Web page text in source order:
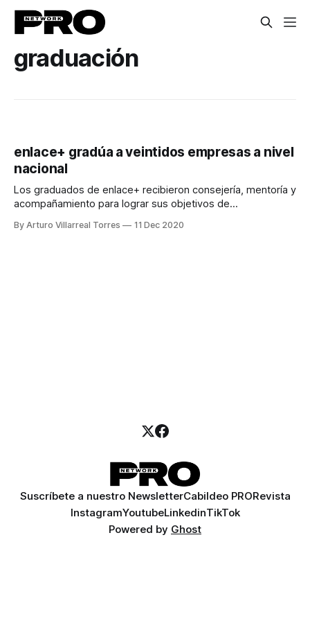
graduación
enlace+ gradúa a veintidos empresas a nivel
nacional
Los graduados de enlace+ recibieron consejería, mentoría y
acompañamiento para lograr sus objetivos de
By Arturo Villarreal Torres 11 Dec 2020
Suscríbete a nuestro NewsletterCabildeo PRORevista
InstagramYoutubeLinkedinTikTok
Powered by Ghost